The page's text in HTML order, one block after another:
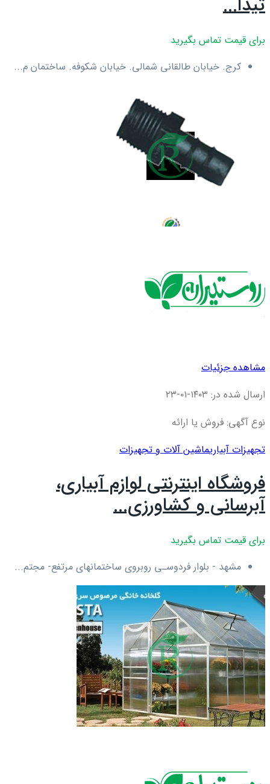
تیدا...
برای قیمت تماس بگیرید
کرج. خیابان طالقانی شمالی. خیابان شکوفه. ساختمان م...
مشاهده جزئیات
ارسال شده در: ۱۴۰۳-۰۱-۲۳
نوع آگهی: فروش یا ارائه
تجهیزات آبیاریماشین آلات و تجهیزات
فروشگاه اینترنتی لوازم آبیاری،
آبرسانی و کشاورزی...
برای قیمت تماس بگیرید
مشهد - بلوار فردوسـی روبروی ساختمانهای مرتفع- مجتم...